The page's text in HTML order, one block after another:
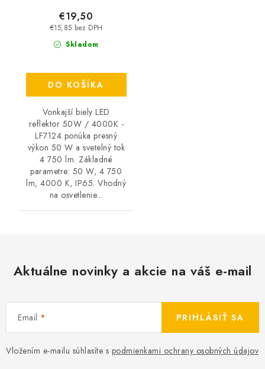
Skladom
€15,85 bez DPH
€19,50
DO KOŠÍKA
Vonkajší biely LED
reflektor 50W / 4000K -
LF7124 ponúka presný
výkon 50 W a svetelný tok
4 750 lm. Základné
parametre: 50 W, 4 750
lm, 4000 K, IP65. Vhodný
na osvetlenie...
Aktuálne novinky a akcie na váš e-mail
Email
Vložením e-mailu súhlasíte s podmienkami ochrany osobných údajov
PRIHLÁSIŤ SA